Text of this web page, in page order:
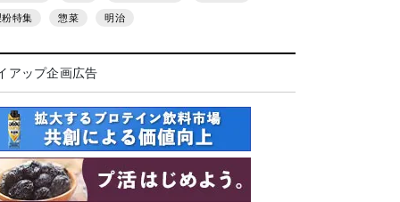
粉特集 惣菜 明治
アップ企画広告